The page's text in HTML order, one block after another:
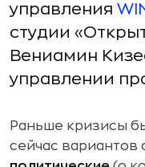
управления
студии
Вениамин
управлении
Раньше кризисы
сейчас вариантов